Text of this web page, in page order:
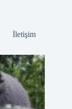
İletişim